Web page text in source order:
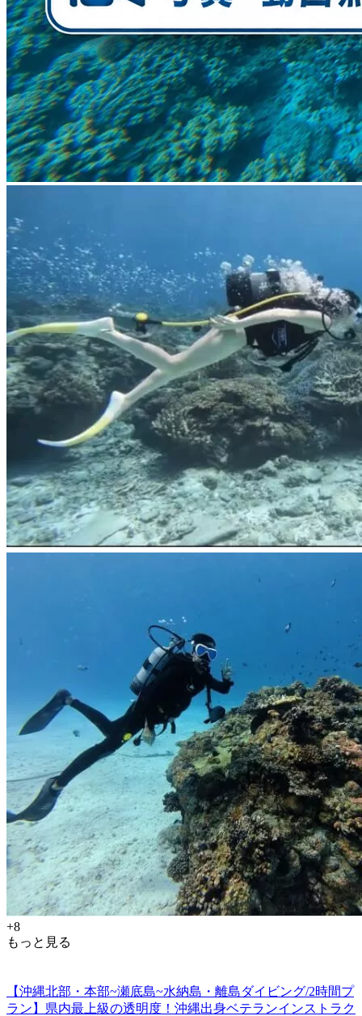
+8
もっと見る
【沖縄北部・本部~瀬底島~水納島・離島ダイビング/2時間プ
ラン】県内最上級の透明度！沖縄出身ベテランインストラク